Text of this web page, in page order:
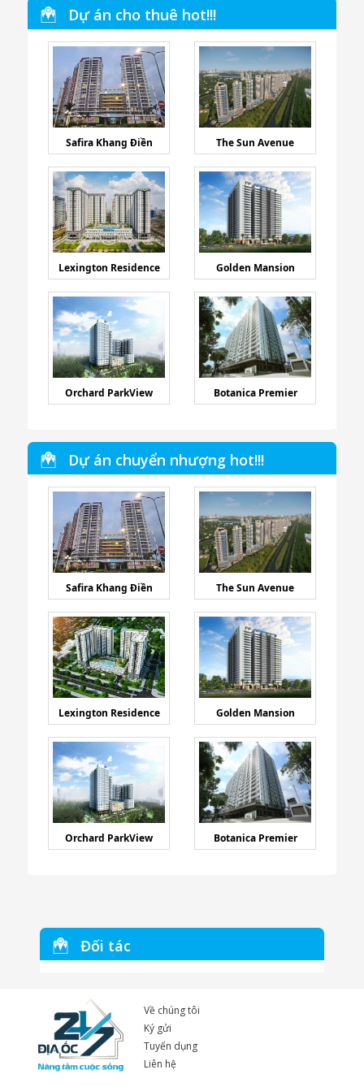
Dự án cho thuê hot!!!
Safira Khang Điền The Sun Avenue
Lexington Residence Golden Mansion
Orchard ParkView Botanica Premier
Dự án chuyển nhượng hot!!!
Safira Khang Điền The Sun Avenue
Lexington Residence Golden Mansion
Orchard ParkView Botanica Premier
Đối tác
Về chúng tôi
Ký gửi
Tuyển dụng
Liên hệ